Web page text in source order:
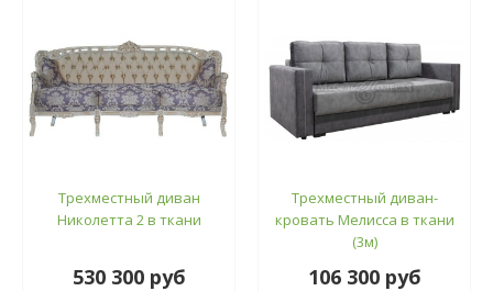
Трехместный диван
Николетта 2 в ткани
530 300 руб
Трехместный диван-
кровать Мелисса в ткани
(3м)
106 300 руб